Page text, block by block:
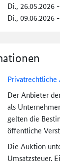
Di., 26.05.2026
Di., 09.06.2026
Privatrechtliche
Der Anbieter
als
gelten die
öffentliche
Die Auktion
Umsatzsteuer.